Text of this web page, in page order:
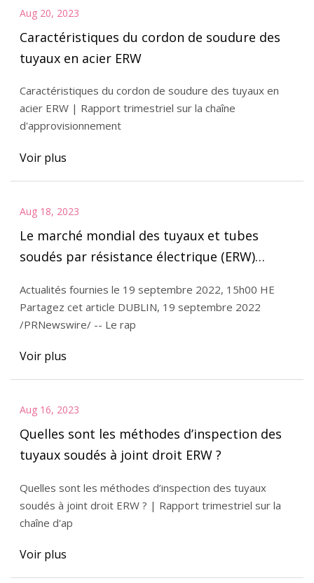
Aug 20, 2023
Caractéristiques du cordon de soudure des
tuyaux en acier ERW
Caractéristiques du cordon de soudure des tuyaux en
acier ERW | Rapport trimestriel sur la chaîne
d'approvisionnement
Voir plus
Aug 18, 2023
Le marché mondial des tuyaux et tubes
soudés par résistance électrique (ERW)
Actualités fournies le 19 septembre 2022, 15h00 HE
Partagez cet article DUBLIN, 19 septembre 2022
/PRNewswire/ -- Le rap
Voir plus
Aug 16, 2023
Quelles sont les méthodes d’inspection des
tuyaux soudés à joint droit ERW ?
Quelles sont les méthodes d’inspection des tuyaux
soudés à joint droit ERW ? | Rapport trimestriel sur la
chaîne d'ap
Voir plus